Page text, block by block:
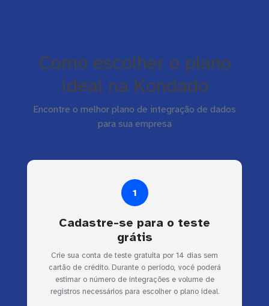
Como escolher o plano
ideal na Kondado
Encontre o melhor plano de integração de dados
para sua empresa
1
Cadastre-se para o teste
grátis
Crie sua conta de teste gratuita por 14 dias sem
cartão de crédito. Durante o período, você poderá
estimar o número de integrações e volume de
registros necessários para escolher o plano ideal.